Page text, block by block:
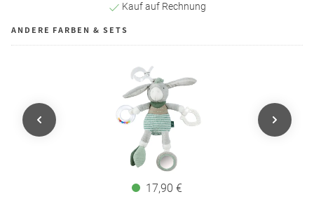
Kauf auf Rechnung
ANDERE FARBEN & SETS
17,90 €